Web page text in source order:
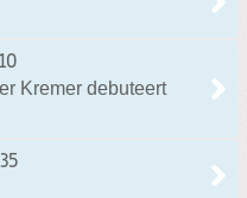
Kremer debuteert